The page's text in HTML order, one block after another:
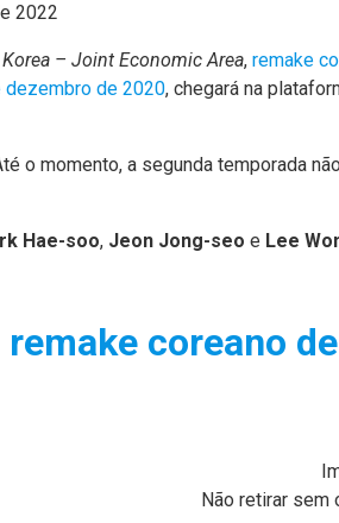
2022
– Joint Economic Area, remake
dezembro de 2020, chegará na
o momento, a segunda temporada
Hae-soo, Jeon Jong-seo e Lee
coreano
Não retirar sem